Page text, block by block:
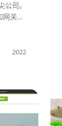
司。
关开
于昆山
计划
2022